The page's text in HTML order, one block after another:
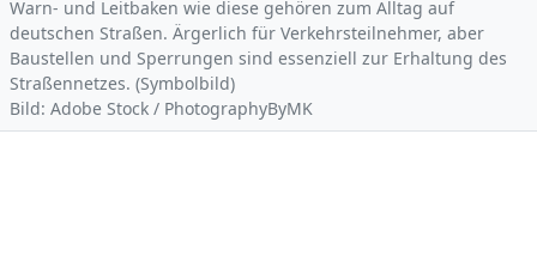
Warn- und Leitbaken wie diese gehören zum Alltag auf
deutschen Straßen. Ärgerlich für Verkehrsteilnehmer, aber
Baustellen und Sperrungen sind essenziell zur Erhaltung des
Straßennetzes. (Symbolbild)
Bild: Adobe Stock / PhotographyByMK